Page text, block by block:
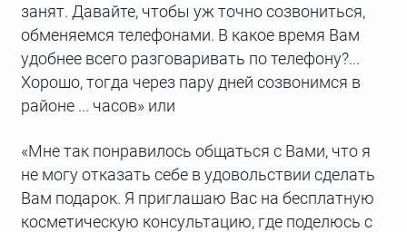
занят. Давайте, чтобы уж точно созвониться,
обменяемся телефонами. В какое время Вам
удобнее всего разговаривать по телефону?...
Хорошо, тогда через пару дней созвонимся в
районе ... часов» или
«Мне так понравилось общаться с Вами, что я
не могу отказать себе в удовольствии сделать
Вам подарок. Я приглашаю Вас на бесплатную
косметическую консультацию, где поделюсь с